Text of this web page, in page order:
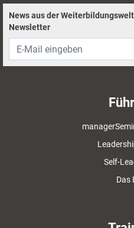
News aus der
Newsletter
Self-
Das